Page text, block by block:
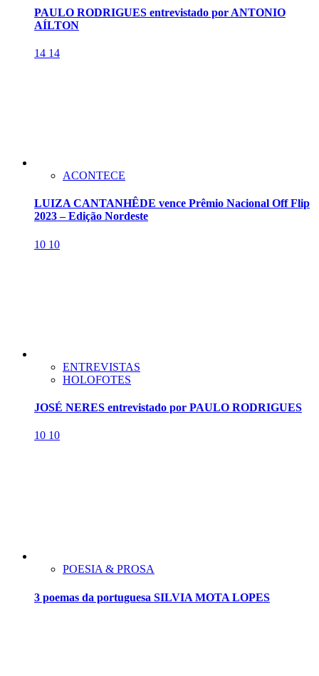
PAULO RODRIGUES entrevistado por ANTONIO
AÍLTON
14 14
ACONTECE
LUIZA CANTANHÊDE vence Prêmio Nacional Off Flip
2023 – Edição Nordeste
10 10
ENTREVISTAS
HOLOFOTES
JOSÉ NERES entrevistado por PAULO RODRIGUES
10 10
POESIA & PROSA
3 poemas da portuguesa SILVIA MOTA LOPES